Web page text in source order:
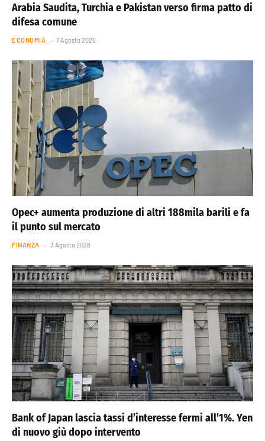
Arabia Saudita, Turchia e Pakistan verso firma patto di
difesa comune
ECONOMIA 7 Agosto 2026
Opec+ aumenta produzione di altri 188mila barili e fa
il punto sul mercato
FINANZA 3 Agosto 2026
Bank of Japan lascia tassi d’interesse fermi all’1%. Yen
di nuovo giù dopo intervento